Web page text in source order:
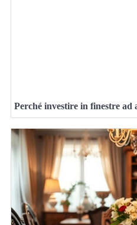
Perché investire in finestre ad